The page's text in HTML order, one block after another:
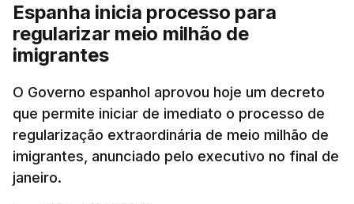
Espanha inicia processo para
regularizar meio milhão de
imigrantes
O Governo espanhol aprovou hoje um decreto
que permite iniciar de imediato o processo de
regularização extraordinária de meio milhão de
imigrantes, anunciado pelo executivo no final de
janeiro.